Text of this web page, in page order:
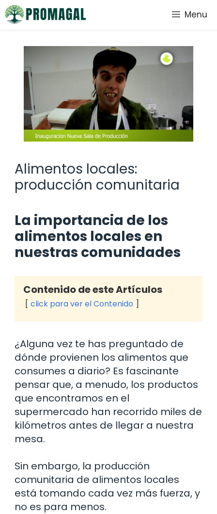
Saltar
al
Menu
Alimentos locales:
producción comunitaria
La importancia de los
alimentos locales en
nuestras comunidades
Contenido de este Artículos
click para ver el Contenido
¿Alguna vez te has preguntado de
dónde provienen los alimentos que
consumes a diario? Es fascinante
pensar que, a menudo, los productos
que encontramos en el
supermercado han recorrido miles de
kilómetros antes de llegar a nuestra
mesa.
Sin embargo, la producción
comunitaria de alimentos locales
está tomando cada vez más fuerza, y
no es para menos.